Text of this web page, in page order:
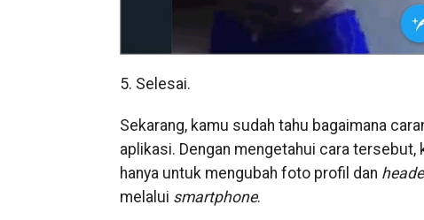
5. Selesai.
Sekarang, kamu sudah tahu bagaimana
aplikasi. Dengan mengetahui cara
hanya untuk mengubah foto profil dan
melalui smartphone.